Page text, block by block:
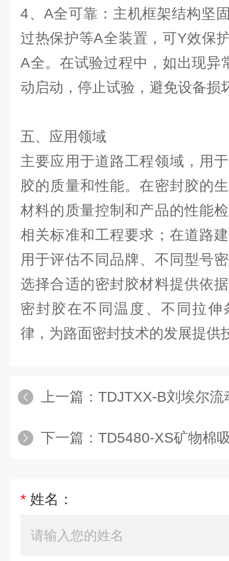
4、A全可靠：主机框架结构坚
过热保护等A全装置，可Y效保
A全。在试验过程中，如出现异
动启动，停止试验，避免设备损
五、应用领域
主要应用于道路工程领域，用
胶的质量和性能。在密封胶的
材料的质量控制和产品的性能
相关标准和工程要求；在道路
用于评估不同品牌、不同型号
选择合适的密封胶材料提供依
密封胶在不同温度、不同拉
律，为路面密封技术的发展提供
上一篇： TDJTXX-B刘埃尔流
下一篇： TD5480-XS矿物棉吸水性
* 姓名：